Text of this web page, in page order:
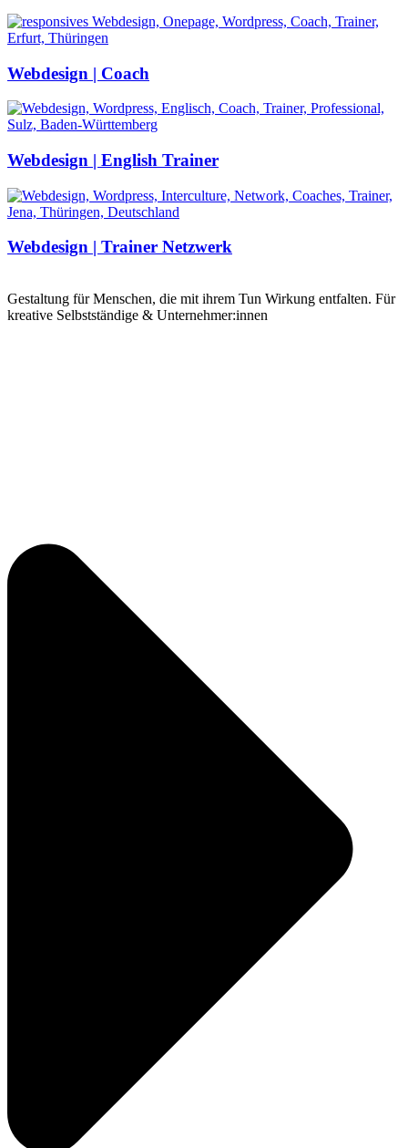
Webdesign | Coach
Webdesign | English Trainer
Webdesign | Trainer Netzwerk
Gestaltung für Menschen, die mit ihrem Tun Wirkung entfalten. Für
kreative Selbstständige & Unternehmer:innen